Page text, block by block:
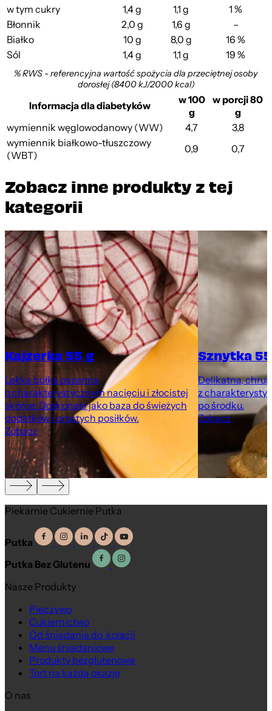
w tym cukry
1,4 g 1,1 g
1 %
Błonnik
2,0 g 1,6 g
–
Białko
10 g 8,0 g
16 %
Sól
1,4 g 1,1 g 19 %
% RWS - referencyjna wartość spożycia dla przeciętnej osoby
dorosłej (8400 kJ/2000 kcal)
Informacja dla diabetyków
w 100
g
w porcji 80
g
wymiennik węglowodanowy (WW)
4,7
3,8
wymiennik białkowo-tłuszczowy
(WBT)
0,9 0,7
Zobacz inne produkty z tej
kategorii
Kajzerka 55 g
Lekka bułka pszenna
o charakterystycznym nacięciu i złocistej
skórce. Doskonała jako baza do świeżych
dodatków i prostych posiłków.
Zobacz
Sznytka
Delikatna,
z
po środku.
Zobacz
Piekarnie Cukiernie Putka
Putka
Putka Bez Glutenu
Nasze Produkty
Pieczywo
Cukiernictwo
Od śniadania do kolacji
Menu śniadaniowe
Produkty bezglutenowe
Tort na każdą okazję
O nas